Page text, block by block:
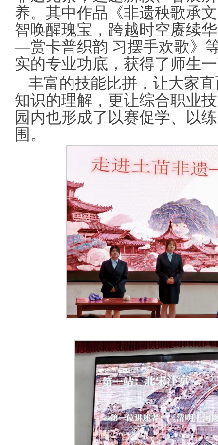
养。其中作品《非遗秧歌承
智唤醒瑰宝，跨越时空赓续
—赏卡普织韵 习摆手欢歌》
实的专业功底，获得了师生
丰富的技能比拼，让大家
知识的理解，更让综合职业
园内也形成了以赛促学、以
围。